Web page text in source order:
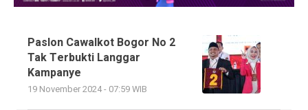
Paslon Cawalkot Bogor No 2
Tak Terbukti Langgar
Kampanye
19 November 2024 - 07:59 WIB